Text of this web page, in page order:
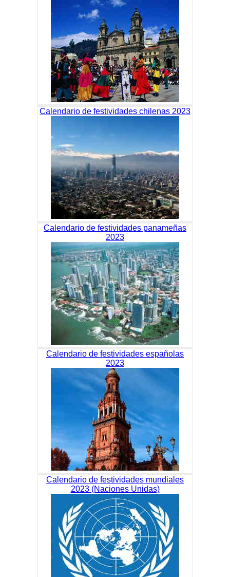
Calendario de festividades chilenas 2023
Calendario de festividades panameñas
2023
Calendario de festividades españolas
2023
Calendario de festividades mundiales
2023 (Naciones Unidas)